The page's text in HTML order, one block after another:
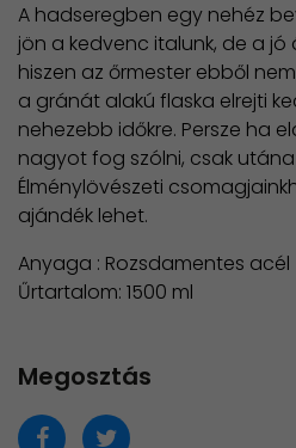
A hadseregben egy nehéz
jön a kedvenc italunk, de a
hiszen az őrmester ebből
a gránát alakú flaska elrejti
nehezebb időkre. Persze ha
nagyot fog szólni, csak
Élménylövészeti
ajándék lehet.
Anyaga : Rozsdamentes acél
​Űrtartalom: 1500 ml
Megosztás